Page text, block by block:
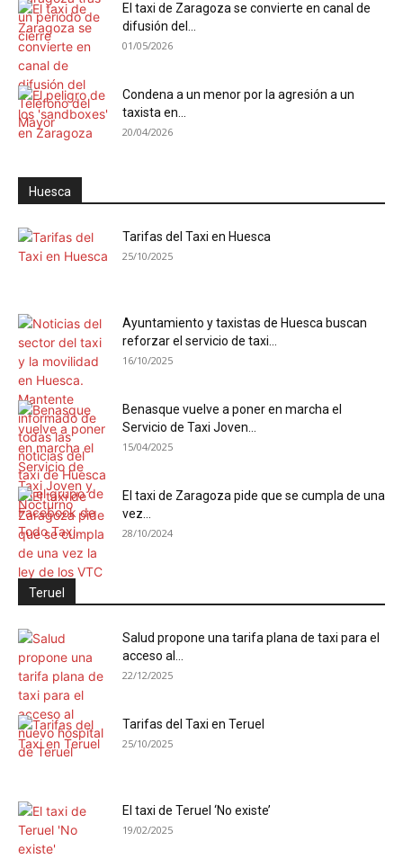
El taxi de Zaragoza se convierte en canal de
difusión del...
01/05/2026
Condena a un menor por la agresión a un
taxista en...
20/04/2026
Huesca
Tarifas del Taxi en Huesca
25/10/2025
Ayuntamiento y taxistas de Huesca buscan
reforzar el servicio de taxi...
16/10/2025
Benasque vuelve a poner en marcha el
Servicio de Taxi Joven...
15/04/2025
El taxi de Zaragoza pide que se cumpla de una
vez...
28/10/2024
Teruel
Salud propone una tarifa plana de taxi para el
acceso al...
22/12/2025
Tarifas del Taxi en Teruel
25/10/2025
El taxi de Teruel ‘No existe’
19/02/2025